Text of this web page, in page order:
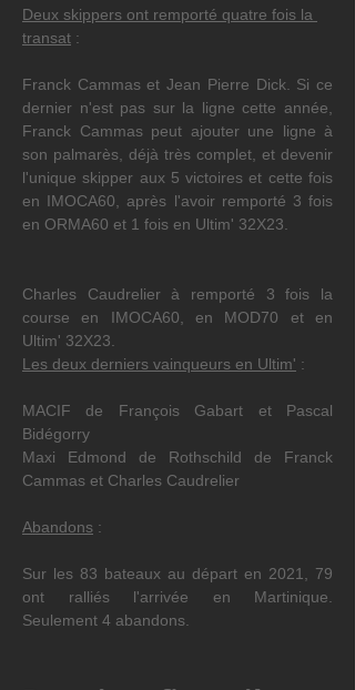
Deux skippers ont remporté quatre fois la
transat :
Franck Cammas et Jean Pierre Dick. Si ce
dernier n'est pas sur la ligne cette année,
Franck Cammas peut ajouter une ligne à
son palmarès, déjà très complet, et devenir
l'unique skipper aux 5 victoires et cette fois
en IMOCA60, après l'avoir remporté 3 fois
en ORMA60 et 1 fois en Ultim' 32X23.
Charles Caudrelier à remporté 3 fois la
course en IMOCA60, en MOD70 et en
Ultim' 32X23.
Les deux derniers vainqueurs en Ultim' :
MACIF de François Gabart et Pascal
Bidégorry
Maxi Edmond de Rothschild de Franck
Cammas et Charles Caudrelier
Abandons :
Sur les 83 bateaux au départ en 2021, 79
ont ralliés l'arrivée en Martinique.
Seulement 4 abandons.